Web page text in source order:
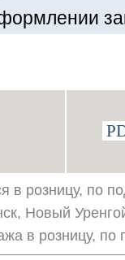
в розницу, по
Новый
в розницу, по